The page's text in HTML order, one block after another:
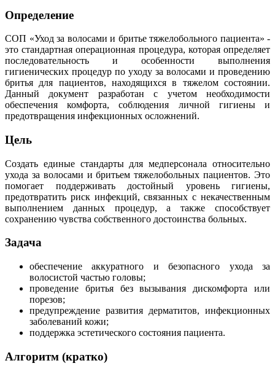
Определение
СОП «Уход за волосами и бритье тяжелобольного пациента» -
это стандартная операционная процедура, которая определяет
последовательность и особенности выполнения
гигиенических процедур по уходу за волосами и проведению
бритья для пациентов, находящихся в тяжелом состоянии.
Данный документ разработан с учетом необходимости
обеспечения комфорта, соблюдения личной гигиены и
предотвращения инфекционных осложнений.
Цель
Создать единые стандарты для медперсонала относительно
ухода за волосами и бритьем тяжелобольных пациентов. Это
помогает поддерживать достойный уровень гигиены,
предотвратить риск инфекций, связанных с некачественным
выполнением данных процедур, а также способствует
сохранению чувства собственного достоинства больных.
Задача
обеспечение аккуратного и безопасного ухода за
волосистой частью головы;
проведение бритья без вызывания дискомфорта или
порезов;
предупреждение развития дерматитов, инфекционных
заболеваний кожи;
поддержка эстетического состояния пациента.
Алгоритм (кратко)